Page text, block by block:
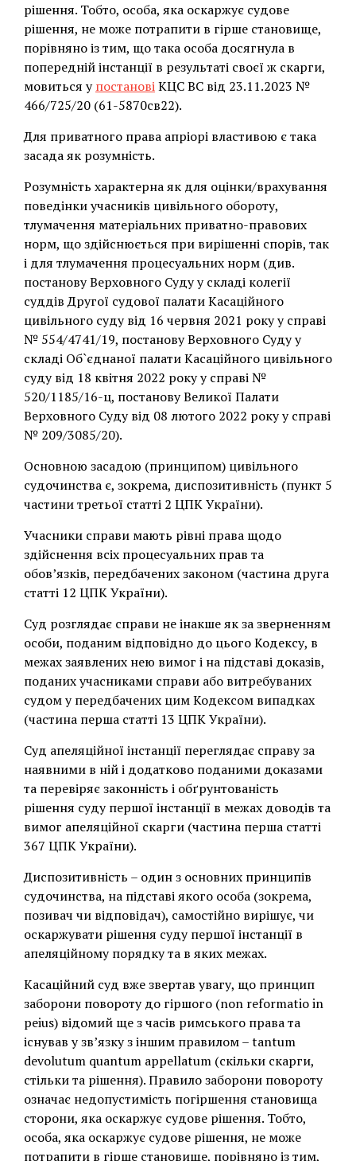
рішення. Тобто, особа, яка оскаржує судове
рішення, не може потрапити в гірше становище,
порівняно із тим, що така особа досягнула в
попередній інстанції в результаті своєї ж скарги,
мовиться упостановіКЦС ВС від 23.11.2023 №
466/725/20 (61-5870св22).
Для приватного права апріорі властивою є така
засада як розумність.
Розумність характерна як для оцінки/врахування
поведінки учасників цивільного обороту,
тлумачення матеріальних приватно-правових
норм, що здійснюється при вирішенні спорів, так
і для тлумачення процесуальних норм (див.
постанову Верховного Суду у складі колегії
суддів Другої судової палати Касаційного
цивільного суду від 16 червня 2021 року у справі
№ 554/4741/19, постанову Верховного Суду у
складі Об`єднаної палати Касаційного цивільного
суду від 18 квітня 2022 року у справі №
520/1185/16-ц, постанову Великої Палати
Верховного Суду від 08 лютого 2022 року у справі
№ 209/3085/20).
Основною засадою (принципом) цивільного
судочинства є, зокрема, диспозитивність (пункт 5
частини третьої статті 2 ЦПК України).
Учасники справи мають рівні права щодо
здійснення всіх процесуальних прав та
обов’язків, передбачених законом (частина друга
статті 12 ЦПК України).
Суд розглядає справи не інакше як за зверненням
особи, поданим відповідно до цього Кодексу, в
межах заявлених нею вимог і на підставі доказів,
поданих учасниками справи або витребуваних
судом у передбачених цим Кодексом випадках
(частина перша статті 13 ЦПК України).
Суд апеляційної інстанції переглядає справу за
наявними в ній і додатково поданими доказами
та перевіряє законність і обґрунтованість
рішення суду першої інстанції в межах доводів та
вимог апеляційної скарги (частина перша статті
367 ЦПК України).
Диспозитивність – один з основних принципів
судочинства, на підставі якого особа (зокрема,
позивач чи відповідач), самостійно вирішує, чи
оскаржувати рішення суду першої інстанції в
апеляційному порядку та в яких межах.
Касаційний суд вже звертав увагу, що принцип
заборони повороту до гіршого (non reformatio in
peius) відомий ще з часів римського права та
існував у зв’язку з іншим правилом – tantum
devolutum quantum appellatum (скільки скарги,
стільки та рішення). Правило заборони повороту
означає недопустимість погіршення становища
сторони, яка оскаржує судове рішення. Тобто,
особа, яка оскаржує судове рішення, не може
потрапити в гірше становище, порівняно із тим,